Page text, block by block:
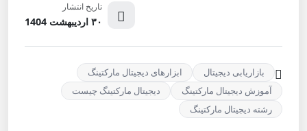
تاریخ انتشار
۳۰ اردیبهشت 1404
بازاریابی دیجیتال
ابزارهای دیجیتال مارکتینگ
آموزش دیجیتال مارکتینگ
دیجیتال مارکتینگ چیست
رشته دیجیتال مارکتینگ